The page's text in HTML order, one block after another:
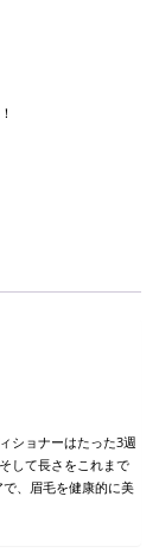
ショナーはたった3週
して長さをこれまで
、眉毛を健康的に美